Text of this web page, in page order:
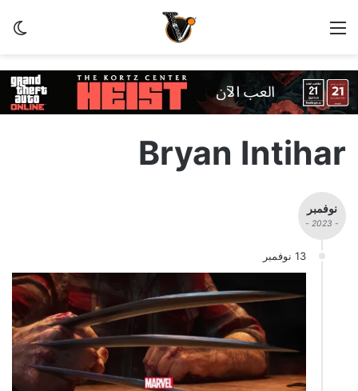
القائمة
Bryan Intihar
نوفمبر
- 2023 -
13 نوفمبر